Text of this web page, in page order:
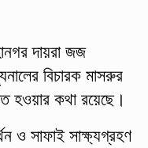
দায়রা জজ
বিচারক মাসরুর
হওয়ার কথা রয়েছে।
ও সাফাই সাক্ষ্যগ্রহণ